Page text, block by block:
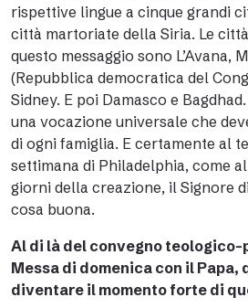
rispettive lingue a cinque grandi
città martoriate della Siria. Le
questo messaggio sono L’Avana,
(Repubblica democratica del
Sidney. E poi Damasco e
una vocazione universale che
di ogni famiglia. E certamente al
settimana di Philadelphia, come
giorni della creazione, il Signore
cosa buona.
Al di là del convegno
Messa di domenica con il Papa,
diventare il momento forte di